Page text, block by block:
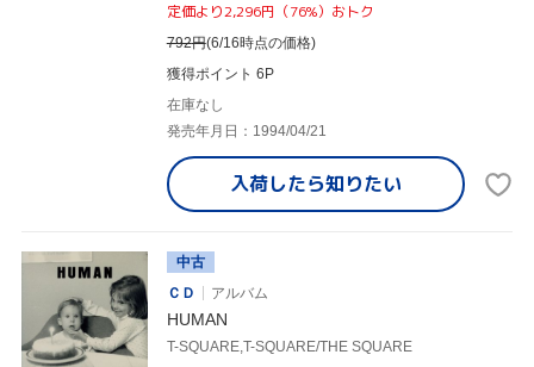
定価より2,296円（76%）おトク
792円(6/16時点の価格)
獲得ポイント 6P
在庫なし
発売年月日：1994/04/21
入荷したら知りたい
中古
ＣＤ
アルバム
HUMAN
T-SQUARE,T-SQUARE/THE SQUARE